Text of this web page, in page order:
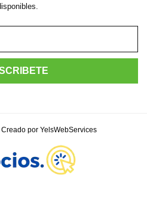
por YelsWebServices